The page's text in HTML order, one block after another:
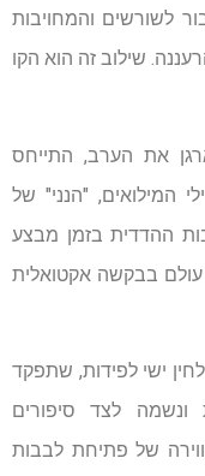
לשורשים והמחויבות
שילוב זה הוא הקו
את הערב, התייחס
המילואים, "הנני" של
ההדדית בזמן מבצע
עולם בבקשה אקטואלית
ישי לפידות, שתפקד
ונשמה לצד סיפורים
של פתיחת לבבות